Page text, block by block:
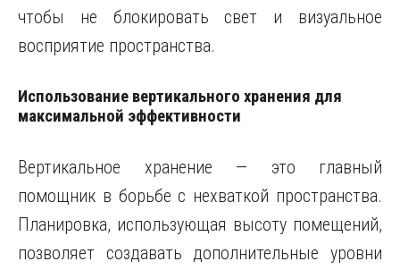
чтобы не блокировать свет и визуальное
восприятие пространства.
Использование вертикального хранения для
максимальной эффективности
Вертикальное хранение — это главный
помощник в борьбе с нехваткой пространства.
Планировка, использующая высоту помещений,
позволяет создавать дополнительные уровни